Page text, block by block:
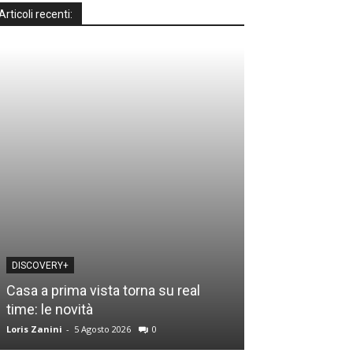
recenti:
DISCOVERY+
Casa a prima vista torna su real
time: le novità
Loris Zanini - 5 Agosto 2026 0